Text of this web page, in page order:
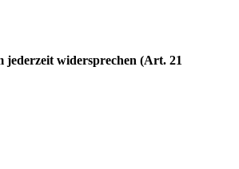
jederzeit widersprechen (Art. 21